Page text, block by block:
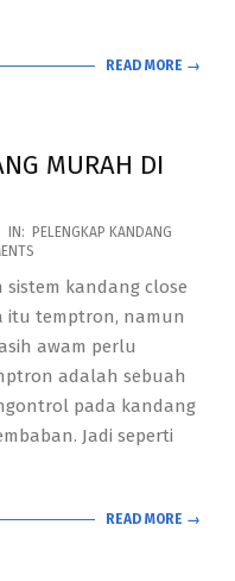
READ MORE →
MURAH DI
IN:
PELENGKAP KANDANG
sistem kandang close
itu temptron, namun
awam perlu
adalah sebuah
pada kandang
Jadi seperti
READ MORE →